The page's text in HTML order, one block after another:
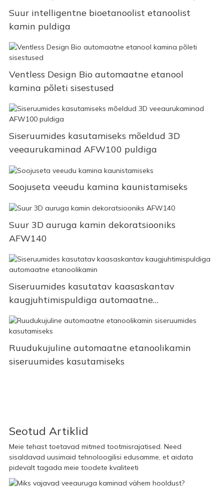
Suur intelligentne bioetanoolist etanoolist
kamin puldiga
Ventless Design Bio automaatne etanool
kamina põleti sisestused
Siseruumides kasutamiseks mõeldud 3D
veeaurukaminad AFW100 puldiga
Soojuseta veeudu kamina kaunistamiseks
Suur 3D auruga kamin dekoratsiooniks
AFW140
Siseruumides kasutatav kaasaskantav
kaugjuhtimispuldiga automaatne
etanoolikamin
Ruudukujuline automaatne etanoolikamin
siseruumides kasutamiseks
Seotud Artiklid
Meie tehast toetavad mitmed tootmisrajatised. Need
sisaldavad uusimaid tehnoloogilisi edusamme, et aidata
pidevalt tagada meie toodete kvaliteeti